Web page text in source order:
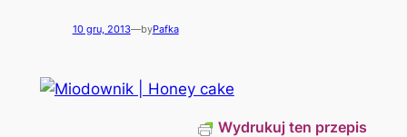
10 gru, 2013—byPafka
Wydrukuj ten przepis